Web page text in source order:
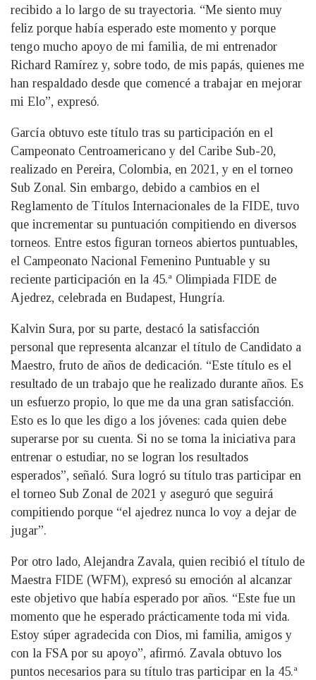
recibido a lo largo de su trayectoria. “Me siento muy
feliz porque había esperado este momento y porque
tengo mucho apoyo de mi familia, de mi entrenador
Richard Ramírez y, sobre todo, de mis papás, quienes me
han respaldado desde que comencé a trabajar en mejorar
mi Elo”, expresó.
García obtuvo este título tras su participación en el
Campeonato Centroamericano y del Caribe Sub-20,
realizado en Pereira, Colombia, en 2021, y en el torneo
Sub Zonal. Sin embargo, debido a cambios en el
Reglamento de Títulos Internacionales de la FIDE, tuvo
que incrementar su puntuación compitiendo en diversos
torneos. Entre estos figuran torneos abiertos puntuables,
el Campeonato Nacional Femenino Puntuable y su
reciente participación en la 45.ª Olimpiada FIDE de
Ajedrez, celebrada en Budapest, Hungría.
Kalvin Sura, por su parte, destacó la satisfacción
personal que representa alcanzar el título de Candidato a
Maestro, fruto de años de dedicación. “Este título es el
resultado de un trabajo que he realizado durante años. Es
un esfuerzo propio, lo que me da una gran satisfacción.
Esto es lo que les digo a los jóvenes: cada quien debe
superarse por su cuenta. Si no se toma la iniciativa para
entrenar o estudiar, no se logran los resultados
esperados”, señaló. Sura logró su título tras participar en
el torneo Sub Zonal de 2021 y aseguró que seguirá
compitiendo porque “el ajedrez nunca lo voy a dejar de
jugar”.
Por otro lado, Alejandra Zavala, quien recibió el título de
Maestra FIDE (WFM), expresó su emoción al alcanzar
este objetivo que había esperado por años. “Este fue un
momento que he esperado prácticamente toda mi vida.
Estoy súper agradecida con Dios, mi familia, amigos y
con la FSA por su apoyo”, afirmó. Zavala obtuvo los
puntos necesarios para su título tras participar en la 45.ª